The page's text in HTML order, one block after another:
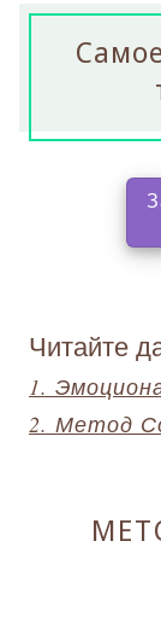
Читайте
1.
2. Метод